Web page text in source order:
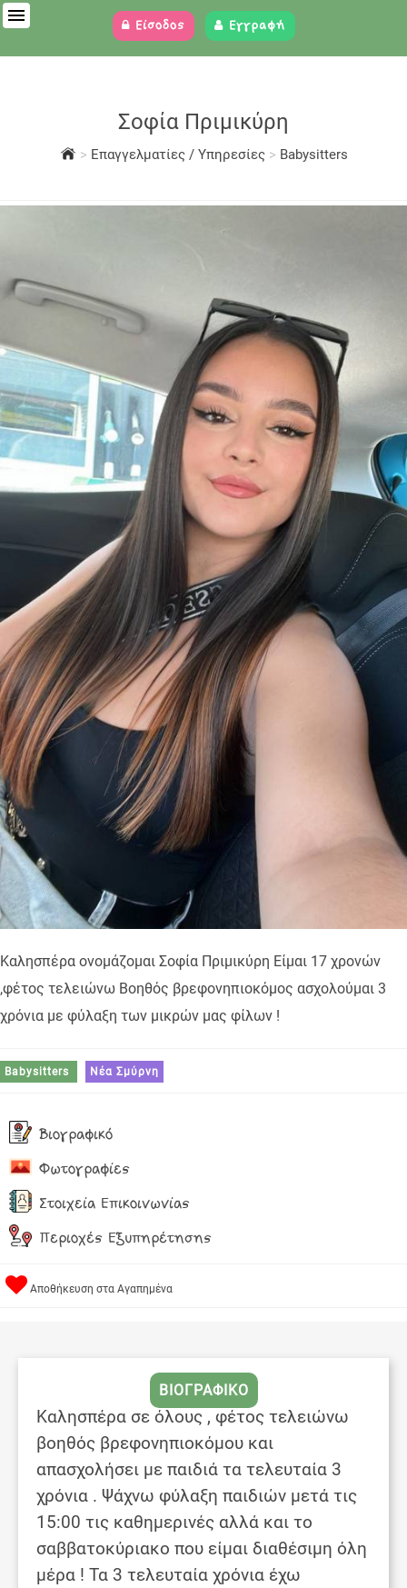
Είσοδος Εγγραφή
Σοφία Πριμικύρη
> Επαγγελματίες / Υπηρεσίες > Babysitters
Καλησπέρα ονομάζομαι Σοφία Πριμικύρη Είμαι 17 χρονών
,φέτος τελειώνω Βοηθός βρεφονηπιοκόμος ασχολούμαι 3
χρόνια με φύλαξη των μικρών μας φίλων !
Babysitters Νέα Σμύρνη
Βιογραφικό
Φωτογραφίες
Στοιχεία Επικοινωνίας
Περιοχές Εξυπηρέτησης
Αποθήκευση στα Αγαπημένα
ΒΙΟΓΡΑΦΙΚΟ
Καλησπέρα σε όλους , φέτος τελειώνω
βοηθός βρεφονηπιοκόμου και
απασχολήσει με παιδιά τα τελευταία 3
χρόνια . Ψάχνω φύλαξη παιδιών μετά τις
15:00 τις καθημερινές αλλά και το
σαββατοκύριακο που είμαι διαθέσιμη όλη
μέρα ! Τα 3 τελευταία χρόνια έχω